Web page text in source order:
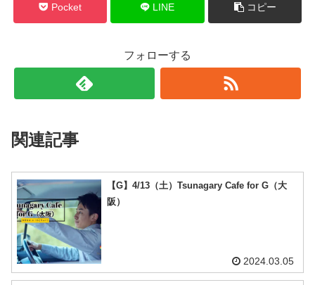
Pocket LINE コピー
フォローする
関連記事
【G】4/13（土）Tsunagary Cafe for G（大
阪）
2024.03.05